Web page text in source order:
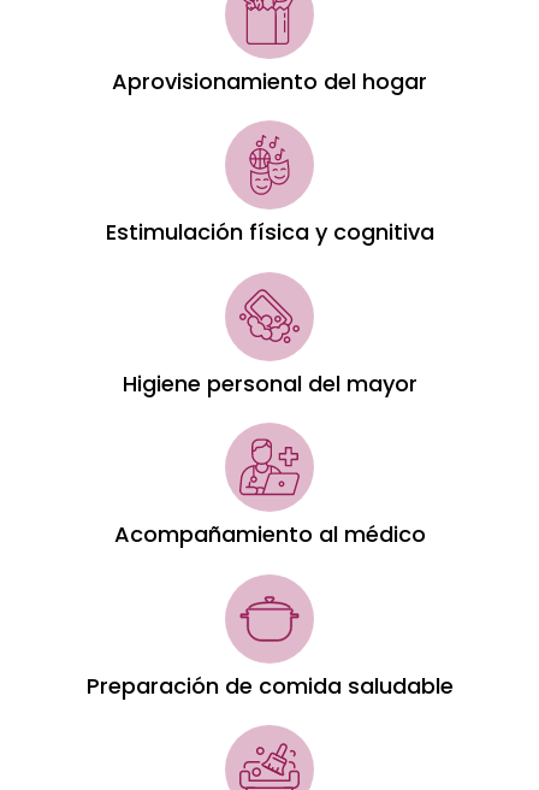
Aprovisionamiento del hogar
Estimulación física y cognitiva
Higiene personal del mayor
Acompañamiento al médico
Preparación de comida saludable